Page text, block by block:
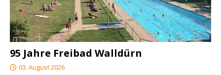
95 Jahre Freibad Walldürn
03. August 2026